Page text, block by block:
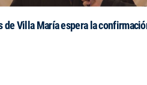
de Villa María espera la